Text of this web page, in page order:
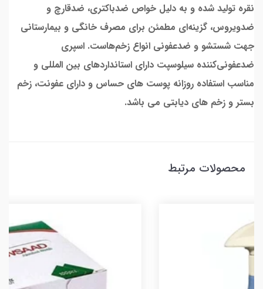
نقره تولید شده و به دلیل خواص ضدباکتری، ضدقارچ و
ضدویروس، گزینه‌ای مطمئن برای مصرف خانگی و بیمارستانی
جهت شستشو و ضدعفونی انواع زخم‌هاست. اسپری
ضدعفونی‌کننده سیلوسپت دارای استانداردهای بین المللی و
مناسب استفاده روزانه پوست های حساس و دارای عفونت، زخم
بستر و زخم های دیابتی می باشد.
محصولات مرتبط